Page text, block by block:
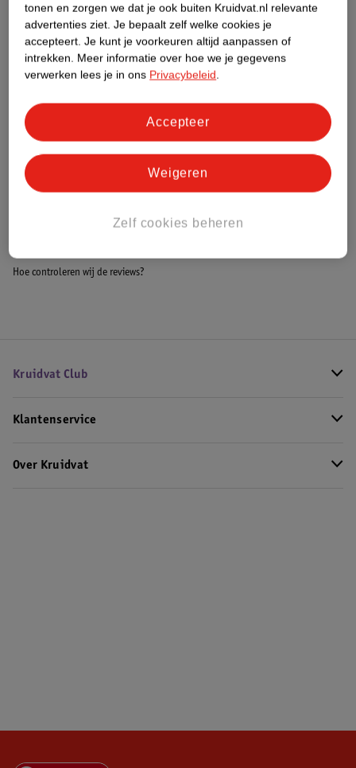
Nature Impact Score
Dit product heeft (nog) geen Nature
Impact Score.
Meer informatie
Bestel & Bezorginformatie
Hoe controleren wij de reviews?
Kruidvat Club
Klantenservice
Over Kruidvat
tonen en zorgen we dat je ook buiten Kruidvat.nl relevante
advertenties ziet. Je bepaalt zelf welke cookies je
accepteert. Je kunt je voorkeuren altijd aanpassen of
intrekken. Meer informatie over hoe we je gegevens
verwerken lees je in ons Privacybeleid.
Zelf cookies beheren
Weigeren
Accepteer